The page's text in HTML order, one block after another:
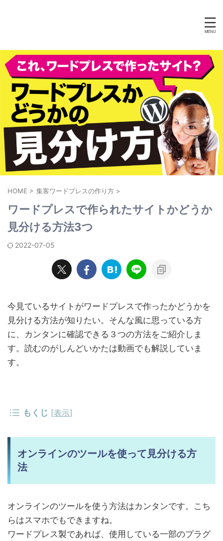
HOME > 集客ワードプレスの作り方 >
ワードプレスで作られたサイトかどうか
見分ける方法3つ
2022-07-05
今見ているサイトがワードプレスで作ったかどうかを
見分ける方法が知りたい。そんな風に思っている方
に、カンタンに確認できる３つの方法をご紹介しま
す。読むのがしんどいかたは動画でも解説していま
す。
もくじ [表示]
オンラインのツールを使って見分ける方
法
オンラインのツールを使う方法はカンタンです。こち
らはスマホでもできますね。
ワードプレス製であれば、使用している一部のプラグ